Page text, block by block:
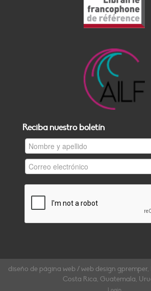
Reciba nuestro boletín
diseño de página web / web design
Costa Rica, Guatemala,
Login